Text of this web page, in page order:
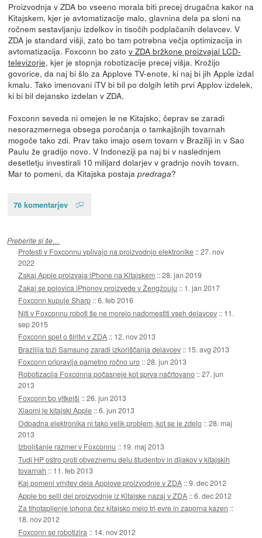
Proizvodnja v ZDA bo vseeno morala biti precej drugačna kakor na
Kitajskem, kjer je avtomatizacije malo, glavnina dela pa sloni na
ročnem sestavljanju izdelkov in tisočih podplačanih delavcev. V
ZDA je standard višji, zato bo tam potrebna večja optimizacija in
avtomatizacija. Foxconn bo zato v ZDA bržkone proizvajal LCD-
televizorje, kjer je stopnja robotizacije precej višja. Krožijo
govorice, da naj bi šlo za Applove TV-enote, ki naj bi jih Apple izdal
kmalu. Tako imenovani iTV bi bil po dolgih letih prvi Applov izdelek,
ki bi bil dejansko izdelan v ZDA.
Foxconn seveda ni omejen le ne Kitajsko, čeprav se zaradi
nesorazmernega obsega poročanja o tamkajšnjih tovarnah
mogoče tako zdi. Prav tako imajo osem tovarn v Braziliji in v Sao
Paulu že gradijo novo. V Indoneziji pa naj bi v naslednjem
desetletju investirali 10 milijard dolarjev v gradnjo novih tovarn.
Mar to pomeni, da Kitajska postaja predraga?
76 komentarjev
Preberite si še…
Protesti v Foxconnu vplivajo na proizvodnjo elektronike ::27. nov
2022
Zakaj Apple proizvaja iPhone na Kitajskem ::28. jan 2019
Zakaj se polovica iPhonov proizvede v Žengžouju :: 1. jan 2017
Foxconn kupuje Sharp ::6. feb 2016
Niti v Foxconnu roboti še ne morejo nadomestiti vseh delavcev :: 11.
sep 2015
Foxconn spet o širitvi v ZDA :: 12. nov 2013
Brazilija toži Samsung zaradi izkoriščanja delavcev :: 15. avg 2013
Foxconn pripravlja pametno ročno uro ::28. jun 2013
Robotizacija Foxconna počasneje kot sprva načrtovano ::27. jun
2013
Foxconn bo vitkejši ::26. jun 2013
Xiaomi je kitajski Apple ::6. jun 2013
Odpadna elektronika ni tako velik problem, kot se je zdelo ::28. maj
2013
Izboljšanje razmer v Foxconnu :: 19. maj 2013
Tudi HP ostro proti obveznemu delu študentov in dijakov v kitajskih
tovarnah :: 11. feb 2013
Kaj pomeni vrnitev dela Applove proizvodnje v ZDA ::9. dec 2012
Apple bo selil del proizvodnje iz Kitajske nazaj v ZDA ::6. dec 2012
Za tihotapljenje iphona čez kitajsko mejo tri evre in zaporna kazen ::
18. nov 2012
Foxconn se robotizira :: 14. nov 2012